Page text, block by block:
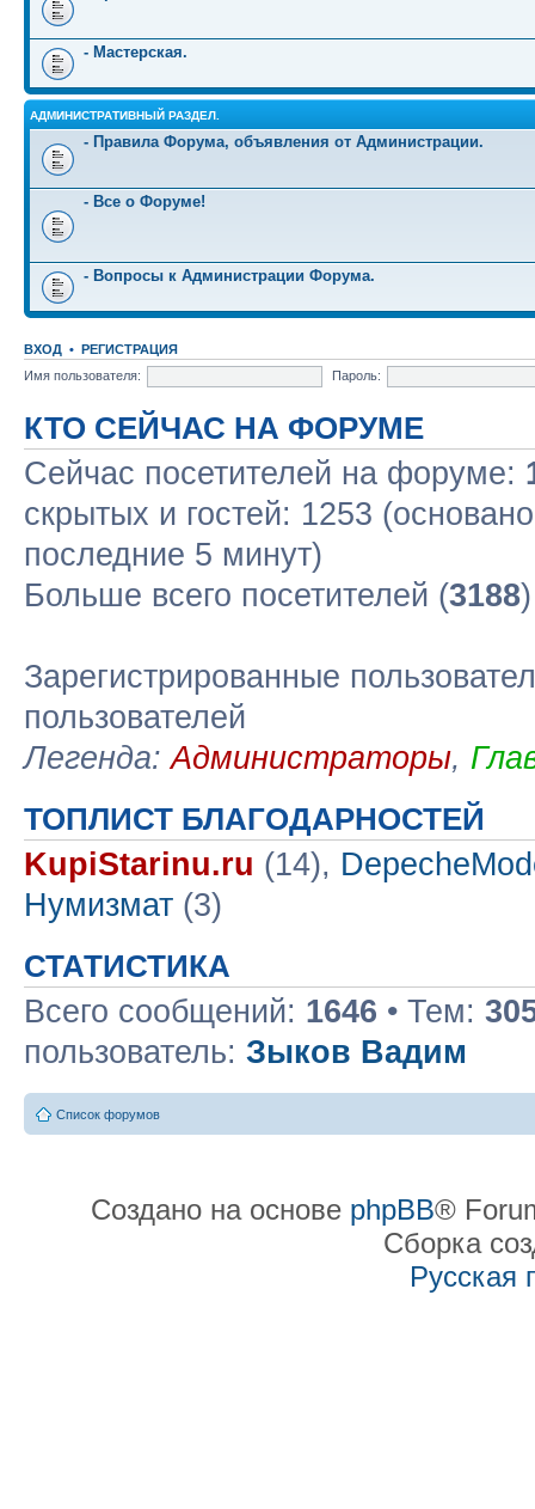
- Мастерская.
АДМИНИСТРАТИВНЫЙ РАЗДЕЛ.
- Правила Форума, объявления от Администрации.
- Все о Форуме!
- Вопросы к Администрации Форума.
ВХОД • РЕГИСТРАЦИЯ
Имя пользователя:
Пароль:
КТО СЕЙЧАС НА ФОРУМЕ
Сейчас посетителей на форуме:
скрытых и гостей: 1253
последние 5 минут)
Больше всего посетителей (3188
Зарегистрированные
пользователей
Легенда:Администраторы,
ТОПЛИСТ БЛАГОДАРНОСТЕЙ
KupiStarinu.ru (14),
Нумизмат (3)
СТАТИСТИКА
Всего сообщений: 1646 • Тем:
пользователь: Зыков Вадим
Список форумов
Создано на основе phpBB®
Сборка
Русская